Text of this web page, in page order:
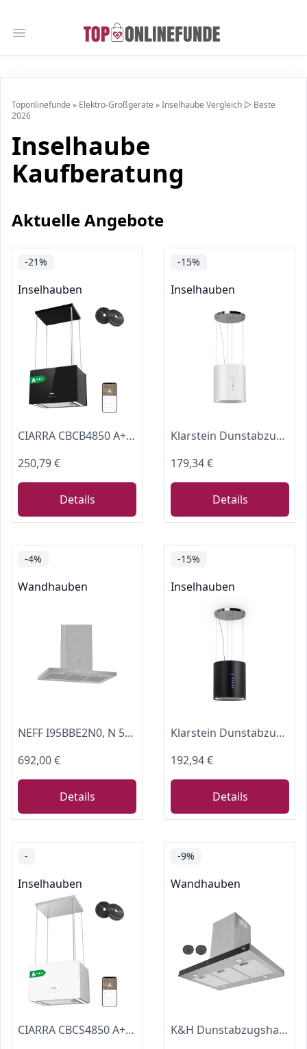
Open main menu
Toponlinefunde » Elektro-Großgeräte »Inselhaube Vergleich ▷ Beste
2026
Inselhaube
Kaufberatung
Aktuelle Angebote
-21%
Inselhauben
CIARRA CBCB4850 A+++ Inselhaube Umluft Luftstrom 700 m³/h für Kücheninsel
250,79 €
Details
-15%
Inselhauben
Klarstein Dunstabzug, Insel-Dunstabzug Freihängend, 522m³/h Luftstrom, zur Deckenmontage, Moderne Insel Dunstabzugshaube, 3 Stufen, Aktivkohlefilter, Inselhaube für Decke
179,34 €
Details
-4%
Wandhauben
NEFF I95BBE2N0, N 50, Inselhaube 90 cm, Made in Germany, Abluft oder Umluft, LED-Licht, besonders leise, Intensivstufe – für besonders starke Absaugleistung bei intensivem Kochdunst, Edelstahl
692,00 €
Details
-15%
Inselhauben
Klarstein Dunstabzug, Insel-Dunstabzug Freihängend, 522m³/h Luftstrom, zur Deckenmontage, Moderne Insel Dunstabzugshaube, 3 Stufen, Aktivkohlefilter, Inselhaube für Decke
192,94 €
Details
-
Inselhauben
CIARRA CBCS4850 A+++ Inselhaube Umluft Dunstabzugshaube 700 m³/h Luftstrom
-9%
Wandhauben
K&H Dunstabzugshaube 90cm Inselhaube [UMLUFT & ABLUFT] - Abzugshaube Metall Fettfilter - Dunstabzug LED Beleuchtung - Cooker Hood 9 Leistungsstufen - ISA-90-600 m³/h - Energieklasse A+ (Edelstahl)